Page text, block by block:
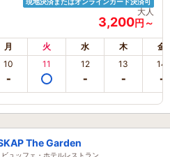
大人
3,200円～
月 火 水 木 金
10 11 12 13 14
The Garden
ュッフェ・ホテルレストラン